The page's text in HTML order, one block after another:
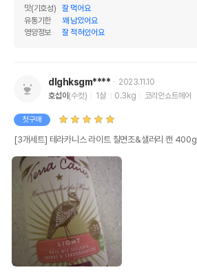
맛(기호성)
잘 먹어요
유통기한
꽤 남았어요
영양정보
잘 적혀있어요
dlghksgm****
2023.11.10
호섭이(수컷) 1살 0.3kg 코리안쇼트헤어
첫구매
[3개세트] 테라카니스 라이트 칠면조&샐러리 캔 400g